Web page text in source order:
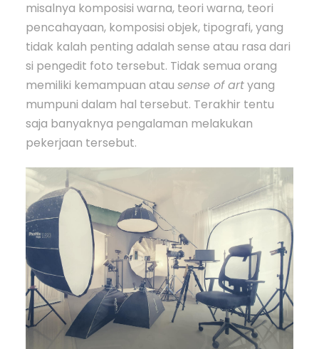
misalnya komposisi warna, teori warna, teori
pencahayaan, komposisi objek, tipografi, yang
tidak kalah penting adalah sense atau rasa dari
si pengedit foto tersebut. Tidak semua orang
memiliki kemampuan atausense of artyang
mumpuni dalam hal tersebut. Terakhir tentu
saja banyaknya pengalaman melakukan
pekerjaan tersebut.